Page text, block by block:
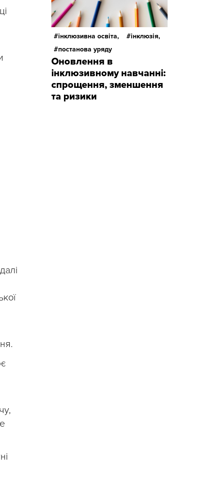
інклюзивна освіта,
інклюзія,
постанова уряду
Оновлення в
інклюзивному навчанні:
спрощення, зменшення
та ризики